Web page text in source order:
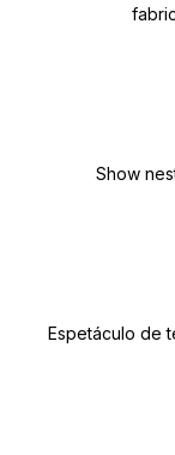
Show
Espetáculo de